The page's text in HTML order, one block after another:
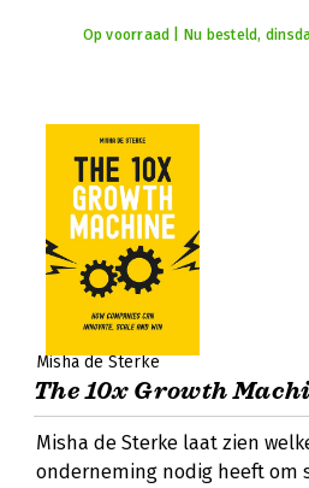
Op voorraad | Nu besteld,
Misha de Sterke
The 10x Growth
Misha de Sterke laat zien
onderneming nodig heeft om